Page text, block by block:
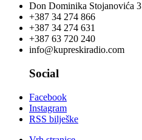
Don Dominika Stojanovića 3
+387 34 274 866
+387 34 274 631
+387 63 720 240
info@kupreskiradio.com
Social
Facebook
Instagram
RSS bilješke